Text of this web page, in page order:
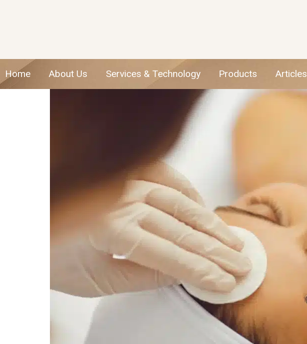
Home About Us Services & Technology Products Articles